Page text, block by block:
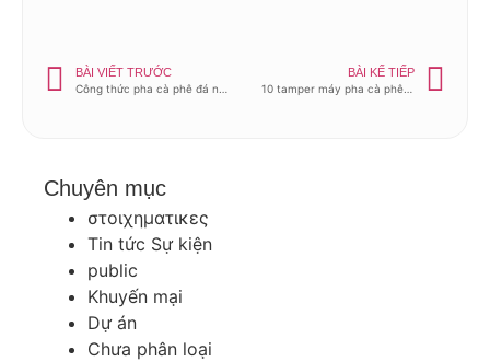
BÀI VIẾT TRƯỚC
BÀI KẾ TIẾP
Chuyên mục
στοιχηματικες
Tin tức Sự kiện
public
Khuyến mại
Dự án
Chưa phân loại